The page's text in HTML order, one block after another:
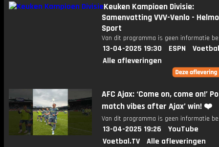
Keuken Kampioen Divisie:
Samenvatting VVV-Venlo -
Sport
Van dit programma is geen informatie
13-04-2025 19:30 ESPN
Alle afleveringen
AFC Ajax: ‘Come on, come on!’
match vibes after Ajax’ win! ❤️
Van dit programma is geen informatie
13-04-2025 19:26
YouTube
Voetbal.TV
Alle afleveringen